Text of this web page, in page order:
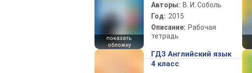
показать
обложку
Авторы: В. И. Соболь
Год: 2015
Описание: Рабочая
тетрадь
ГДЗ Английский язык
4 класс